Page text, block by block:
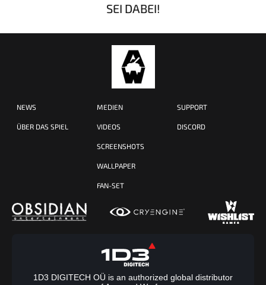
SEI DABEI!
NEWS
ÜBER DAS SPIEL
MEDIEN
VIDEOS
SCREENSHOTS
WALLPAPER
FAN-SET
SUPPORT
DISCORD
1D3 DIGITECH OÜ is an authorized global distributor